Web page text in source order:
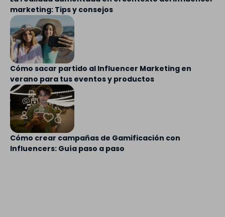
marketing: Tips y consejos
Cómo sacar partido al Influencer Marketing en
verano para tus eventos y productos
Cómo crear campañas de Gamificación con
Influencers: Guía paso a paso